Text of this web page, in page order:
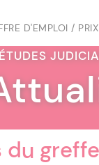
D'EMPLOI / PRIX
du